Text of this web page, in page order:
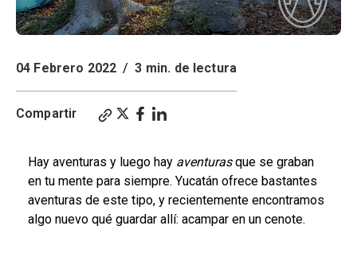
04 Febrero 2022 / 3 min. de lectura
Compartir
Hay aventuras y luego hay aventuras que se graban
en tu mente para siempre. Yucatán ofrece bastantes
aventuras de este tipo, y recientemente encontramos
algo nuevo qué guardar allí: acampar en un cenote.